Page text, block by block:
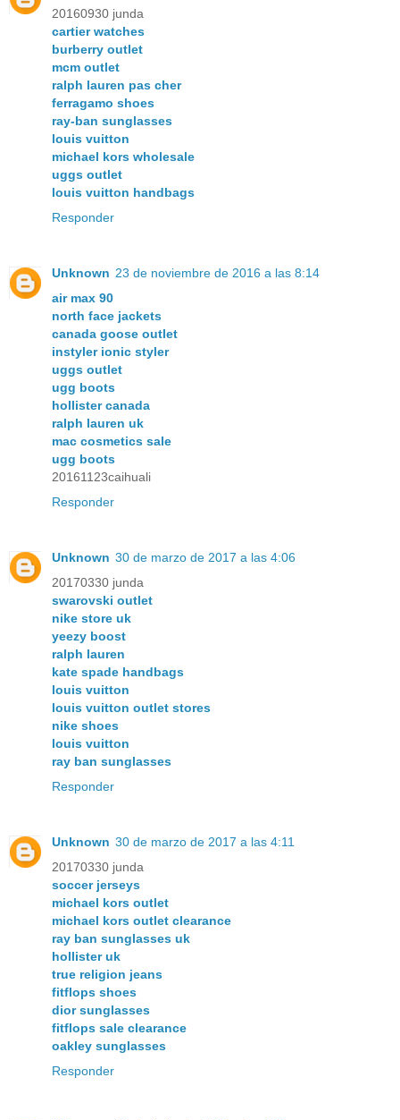
20160930 junda
cartier watches
burberry outlet
mcm outlet
ralph lauren pas cher
ferragamo shoes
ray-ban sunglasses
louis vuitton
michael kors wholesale
uggs outlet
louis vuitton handbags
Responder
Unknown 23 de noviembre de 2016 a las 8:14
air max 90
north face jackets
canada goose outlet
instyler ionic styler
uggs outlet
ugg boots
hollister canada
ralph lauren uk
mac cosmetics sale
ugg boots
20161123caihuali
Responder
Unknown 30 de marzo de 2017 a las 4:06
20170330 junda
swarovski outlet
nike store uk
yeezy boost
ralph lauren
kate spade handbags
louis vuitton
louis vuitton outlet stores
nike shoes
louis vuitton
ray ban sunglasses
Responder
Unknown 30 de marzo de 2017 a las 4:11
20170330 junda
soccer jerseys
michael kors outlet
michael kors outlet clearance
ray ban sunglasses uk
hollister uk
true religion jeans
fitflops shoes
dior sunglasses
fitflops sale clearance
oakley sunglasses
Responder